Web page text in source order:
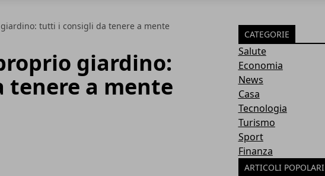
tutti i consigli da tenere a mente
giardino:
a mente
CATEGORIE
Salute
Economia
News
Casa
Tecnologia
Turismo
Sport
Finanza
ARTICOLI POPOLARI